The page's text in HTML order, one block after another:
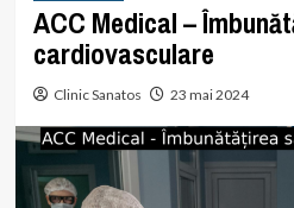
ACC Medical –
cardiovasculare
Clinic Sanatos 23 mai 2024